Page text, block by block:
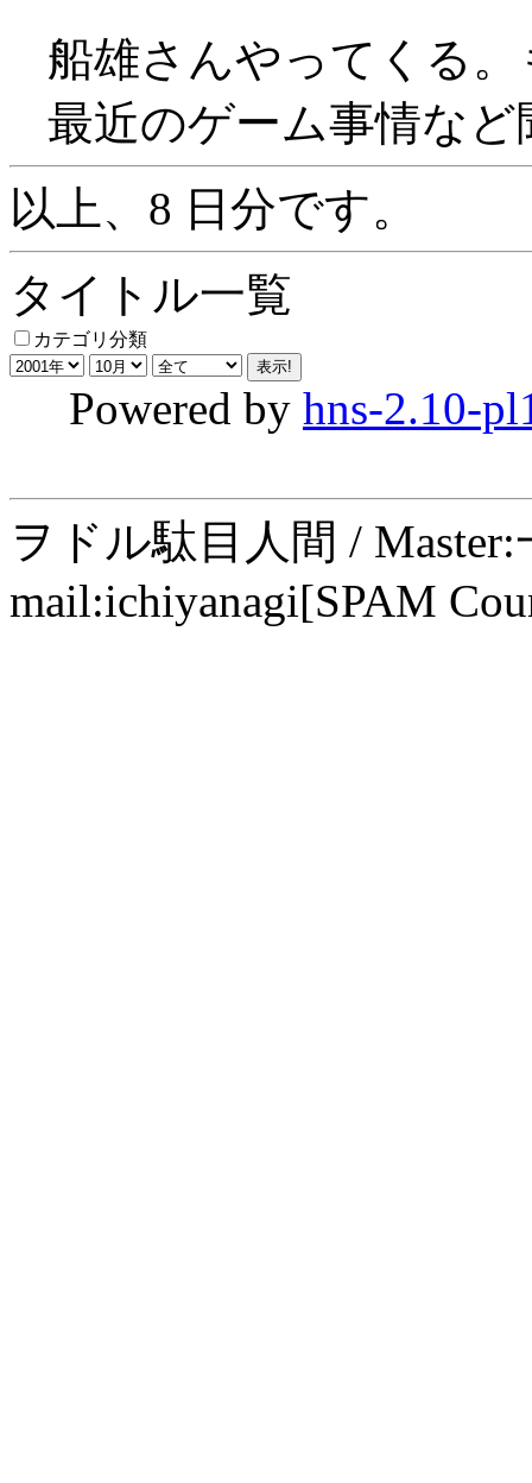
船雄さんやってくる
最近のゲーム事情など
以上、8 日分です。
タイトル一覧
カテゴリ分類
Powered by hns-2.10-
ヲドル駄目人間 /
mail:ichiyanagi[SPAM